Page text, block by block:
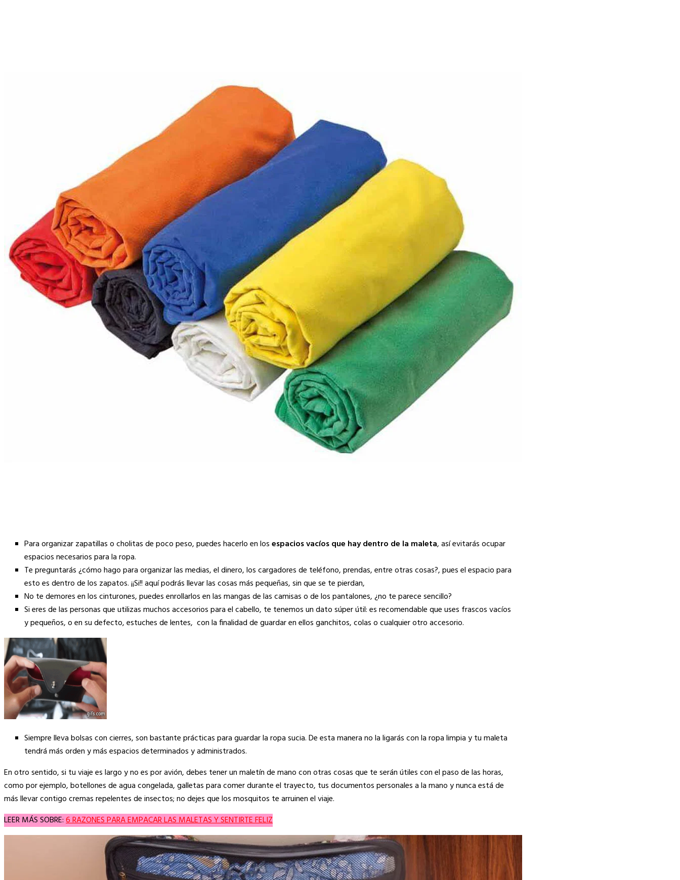
Para organizar zapatillas o cholitas de poco peso, puedes hacerlo en losespacios vacíos que hay dentro de la maleta, así evitarás ocupar
espacios necesarios para la ropa.
Te preguntarás ¿cómo hago para organizar las medias, el dinero, los cargadores de teléfono, prendas, entre otras cosas?, pues el espacio para
esto es dentro de los zapatos. ¡¡Si!! aquí podrás llevar las cosas más pequeñas, sin que se te pierdan,
No te demores en los cinturones, puedes enrollarlos en las mangas de las camisas o de los pantalones, ¿no te parece sencillo?
Si eres de las personas que utilizas muchos accesorios para el cabello, te tenemos un dato súper útil: es recomendable que uses frascos vacíos
y pequeños, o en su defecto, estuches de lentes, con la finalidad de guardar en ellos ganchitos, colas o cualquier otro accesorio.
Siempre lleva bolsas con cierres, son bastante prácticas para guardar la ropa sucia. De esta manera no la ligarás con la ropa limpia y tu maleta
tendrá más orden y más espacios determinados y administrados.
En otro sentido, si tu viaje es largo y no es por avión, debes tener un maletín de mano con otras cosas que te serán útiles con el paso de las horas,
como por ejemplo, botellones de agua congelada, galletas para comer durante el trayecto, tus documentos personales a la mano y nunca está de
más llevar contigo cremas repelentes de insectos; no dejes que los mosquitos te arruinen el viaje.
LEER MÁS SOBRE:6 RAZONES PARA EMPACAR LAS MALETAS Y SENTIRTE FELIZ